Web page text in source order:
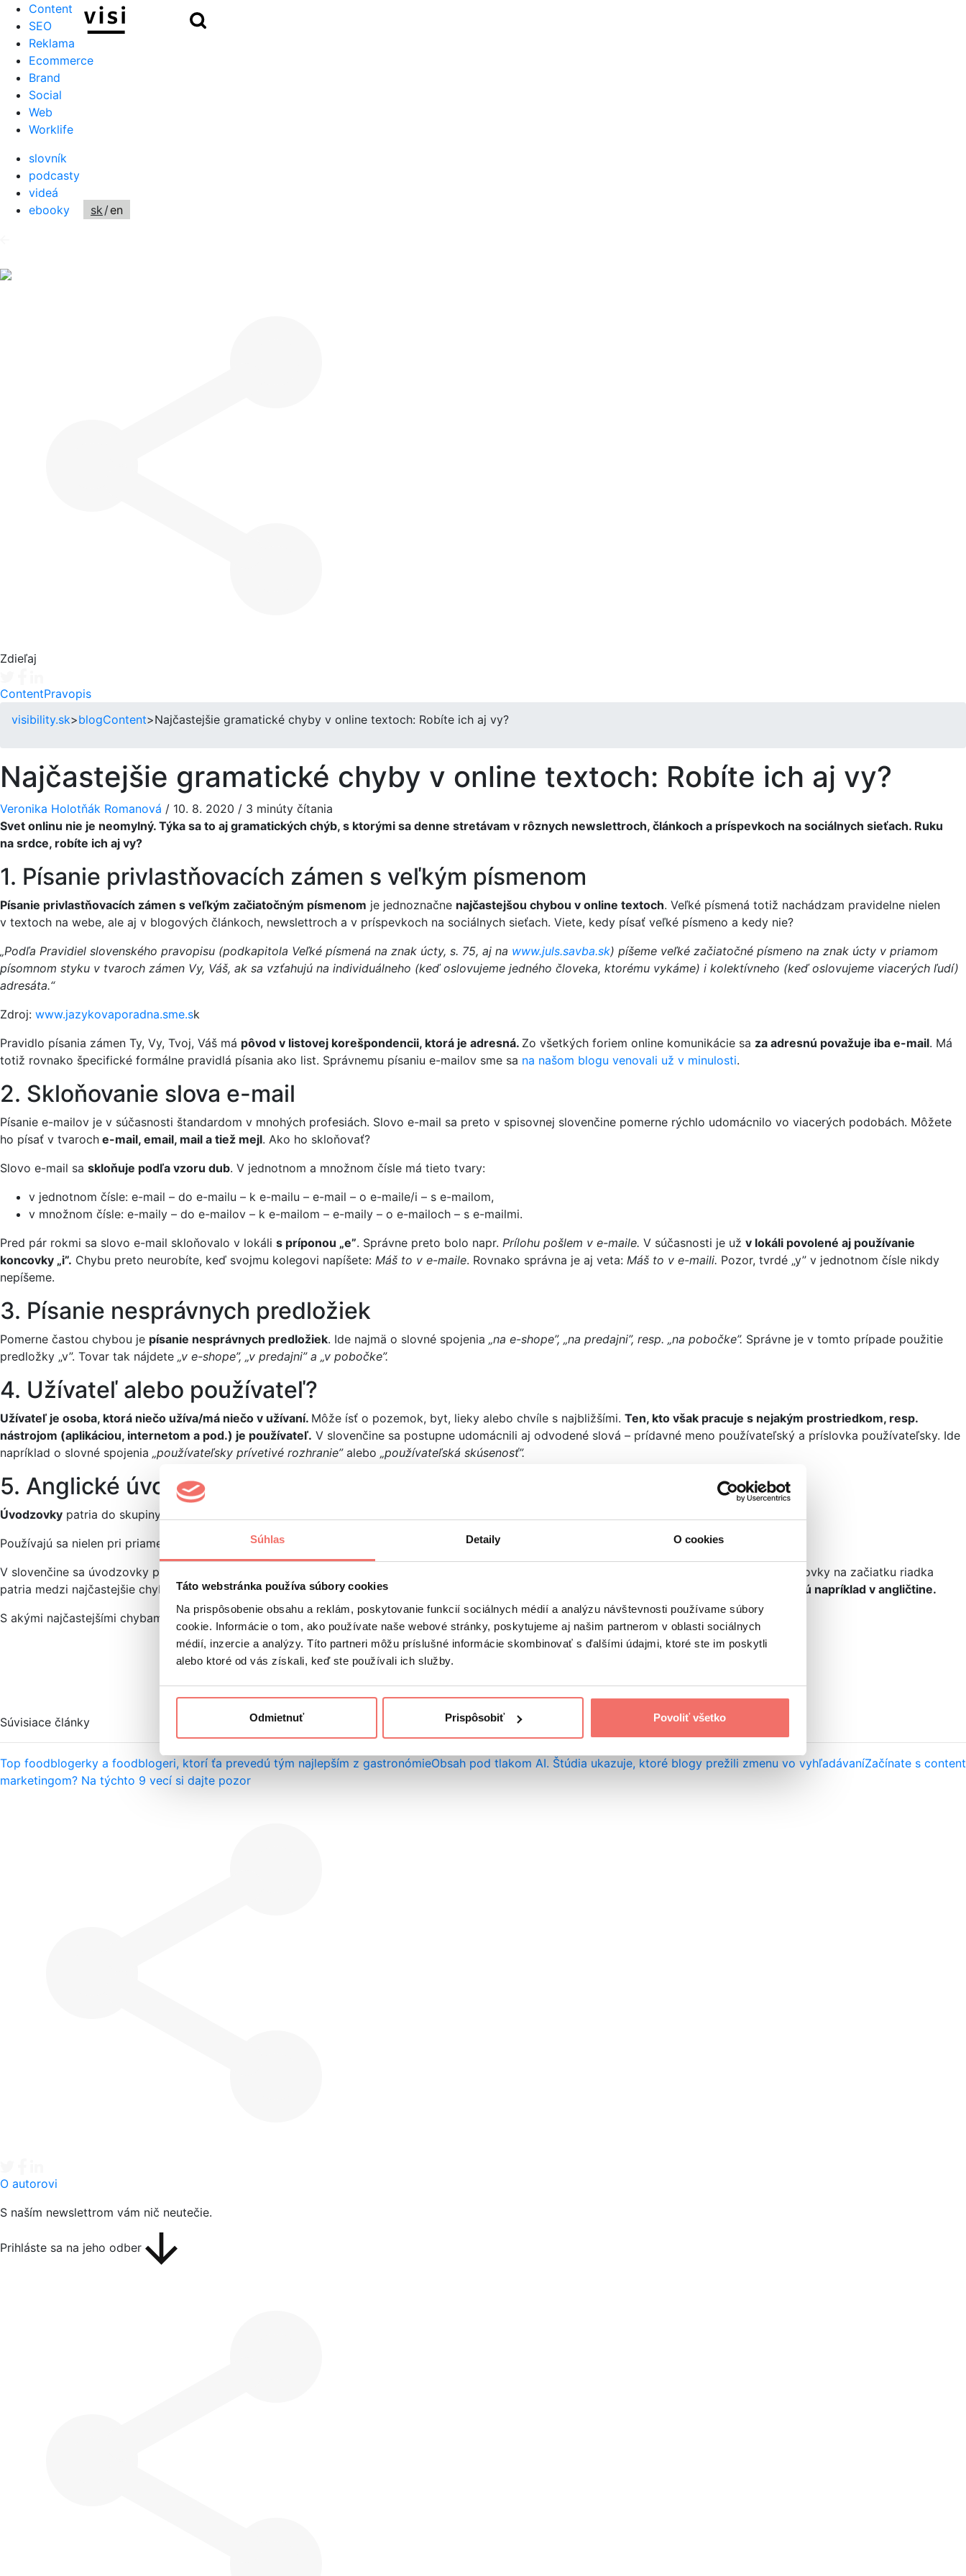
Súhlas Detaily O cookies
Táto webstránka používa súbory cookies
Na prispôsobenie obsahu a reklám, poskytovanie funkcií sociálnych médií a analýzu návštevnosti používame súbory
cookie. Informácie o tom, ako používate naše webové stránky, poskytujeme aj našim partnerom v oblasti sociálnych
médií, inzercie a analýzy. Títo partneri môžu príslušné informácie skombinovať s ďalšími údajmi, ktoré ste im poskytli
alebo ktoré od vás získali, keď ste používali ich služby.
Odmietnuť Prispôsobiť Povoliť všetko
Content
SEO
Reklama
Ecommerce
Brand
Social
Web
Worklife
slovník
podcasty
videá
ebooky
sk/en
Zdieľaj
ContentPravopis
visibility.sk>blogContent>Najčastejšie gramatické chyby v online textoch: Robíte ich aj vy?
Najčastejšie gramatické chyby v online textoch: Robíte ich aj vy?
Veronika Holotňák Romanová / 10. 8. 2020 / 3 minúty čítania
Svet onlinu nie je neomylný. Týka sa to aj gramatických chýb, s ktorými sa denne stretávam v rôznych newslettroch, článkoch a príspevkoch na sociálnych sieťach. Ruku
na srdce, robíte ich aj vy?
1. Písanie privlastňovacích zámen s veľkým písmenom
Písanie privlastňovacích zámen s veľkým začiatočným písmenom je jednoznačne najčastejšou chybou v online textoch. Veľké písmená totiž nachádzam pravidelne nielen
v textoch na webe, ale aj v blogových článkoch, newslettroch a v príspevkoch na sociálnych sieťach. Viete, kedy písať veľké písmeno a kedy nie?
„Podľa Pravidiel slovenského pravopisu (podkapitola Veľké písmená na znak úcty, s. 75, aj na www.juls.savba.sk) píšeme veľké začiatočné písmeno na znak úcty v priamom
písomnom styku v tvaroch zámen Vy, Váš, ak sa vzťahujú na individuálneho (keď oslovujeme jedného človeka, ktorému vykáme) i kolektívneho (keď oslovujeme viacerých ľudí)
adresáta.“
Zdroj: www.jazykovaporadna.sme.sk
Pravidlo písania zámen Ty, Vy, Tvoj, Váš má pôvod v listovej korešpondencii, ktorá je adresná. Zo všetkých foriem online komunikácie sa za adresnú považuje iba e-mail. Má
totiž rovnako špecifické formálne pravidlá písania ako list. Správnemu písaniu e-mailov sme sa na našom blogu venovali už v minulosti.
2. Skloňovanie slova e-mail
Písanie e-mailov je v súčasnosti štandardom v mnohých profesiách. Slovo e-mail sa preto v spisovnej slovenčine pomerne rýchlo udomácnilo vo viacerých podobách. Môžete
ho písať v tvaroch e-mail, email, mail a tiež mejl. Ako ho skloňovať?
Slovo e-mail sa skloňuje podľa vzoru dub. V jednotnom a množnom čísle má tieto tvary:
v jednotnom čísle: e-mail – do e-mailu – k e-mailu – e-mail – o e-maile/i – s e-mailom,
v množnom čísle: e-maily – do e-mailov – k e-mailom – e-maily – o e-mailoch – s e-mailmi.
Pred pár rokmi sa slovo e-mail skloňovalo v lokáli s príponou „e”. Správne preto bolo napr. Prílohu pošlem v e-maile. V súčasnosti je už v lokáli povolené aj používanie
koncovky „i”. Chybu preto neurobíte, keď svojmu kolegovi napíšete: Máš to v e-maile. Rovnako správna je aj veta: Máš to v e-maili. Pozor, tvrdé „y” v jednotnom čísle nikdy
nepíšeme.
3. Písanie nesprávnych predložiek
Pomerne častou chybou je písanie nesprávnych predložiek. Ide najmä o slovné spojenia „na e-shope”, „na predajni”, resp. „na pobočke”. Správne je v tomto prípade použitie
predložky „v”. Tovar tak nájdete „v e-shope”, „v predajni” a „v pobočke”.
4. Užívateľ alebo používateľ?
Užívateľ je osoba, ktorá niečo užíva/má niečo v užívaní. Môže ísť o pozemok, byt, lieky alebo chvíle s najbližšími. Ten, kto však pracuje s nejakým prostriedkom, resp.
nástrojom (aplikáciou, internetom a pod.) je používateľ. V slovenčine sa postupne udomácnili aj odvodené slová – prídavné meno používateľský a príslovka používateľsky. Ide
napríklad o slovné spojenia „používateľsky prívetivé rozhranie”alebo „používateľská skúsenosť”.
5. Anglické úvodzovky
Úvodzovky patria do skupiny interpunkčných znamienok. Vo vete majú
Používajú sa nielen pri priamej reči, ale aj pri doslovných citátoch a dištancovaní sa od výrazov (použitie irónie a sarkazmu).
V slovenčine sa úvodzovky píšu
. Práve horné úvodzovky na začiatku riadka
patria medzi najčastejšie chyby v online textoch. Tento jav však v slovenčine nie je správny. Horné úvodzovky na začiatku a konci vety sa
používajú napríklad v angličtine.
S akými najčastejšími chybami sa v online textoch stretávate vy? Budem rada, keď sa o nepodelíte v komentároch.
Súvisiace články
Top foodblogerky a foodblogeri, ktorí ťa prevedú tým najlepším z gastronómieObsah pod tlakom AI. Štúdia ukazuje, ktoré blogy prežili zmenu vo vyhľadávaníZačínate s content
marketingom? Na týchto 9 vecí si dajte pozor
O autorovi
S naším newslettrom vám nič neutečie.
Prihláste sa na jeho odber